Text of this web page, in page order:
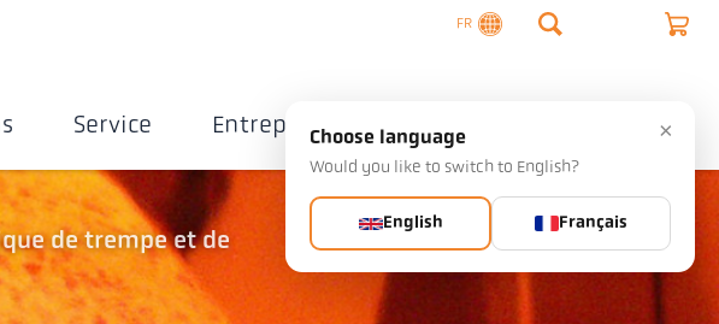
FR
Service Entreprise Contact
de trempe et de
×
Choose language
Would you like to switch to English?
English Français